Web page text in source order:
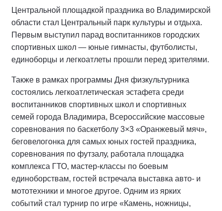
Центральной площадкой праздника во Владимирской
области стал Центральный парк культуры и отдыха.
Первым выступил парад воспитанников городских
спортивных школ — юные гимнасты, футболисты,
единоборцы и легкоатлеты прошли перед зрителями.
Также в рамках программы Дня физкультурника
состоялись легкоатлетическая эстафета среди
воспитанников спортивных школ и спортивных
семей города Владимира, Всероссийские массовые
соревнования по баскетболу 3×3 «Оранжевый мяч»,
беговелогонка для самых юных гостей праздника,
соревнования по футзалу, работала площадка
комплекса ГТО, мастер-классы по боевым
единоборствам, гостей встречала выставка авто- и
мототехники и многое другое. Одним из ярких
событий стал турнир по игре «Камень, ножницы,